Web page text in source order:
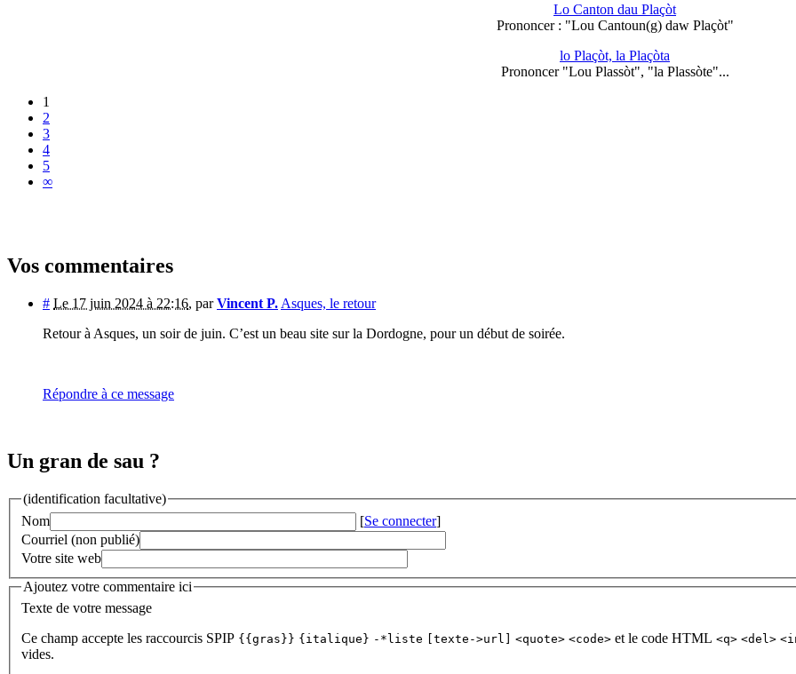
Lo Canton dau Plaçòt
Prononcer : "Lou Cantoun(g) daw Plaçòt"
lo Plaçòt, la Plaçòta
Prononcer "Lou Plassòt", "la Plassòte"...
1
2
3
4
5
∞
Vos commentaires
# Le 17 juin 2024 à 22:16, parVincent P. Asques, le retour
Retour à Asques, un soir de juin. C’est un beau site sur la Dordogne, pour un début de soirée.
Répondre à ce message
Un gran de sau ?
(identification facultative)
Nom
[Se connecter]
Courriel (non publié)
Votre site web
Ajoutez votre commentaire ici
Texte de votre message
Ce champ accepte les raccourcis SPIP {{gras}} {italique} -*liste [texte->url] <quote> <code> et le code HTML <q> <del>
vides.